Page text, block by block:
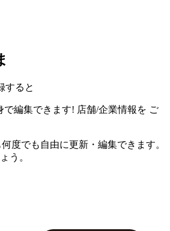
すると
で編集できます! 店舗/企業情報を ご
度でも自由に更新・編集できます。
う。